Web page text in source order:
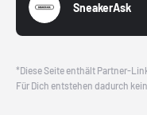
SneakerAsk
*Diese Seite enthält Partner-
Für Dich entstehen dadurch